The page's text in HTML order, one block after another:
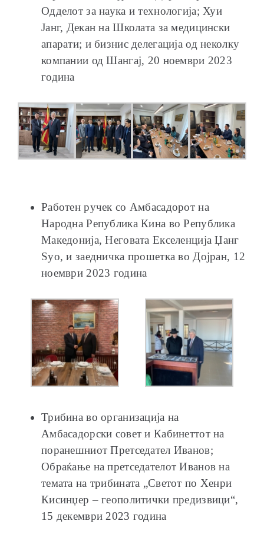
Одделот за наука и технологија; Хуи
Јанг, Декан на Школата за медицински
апарати; и бизнис делегација од неколку
компании од Шангај, 20 ноември 2023
година
Работен ручек со Амбасадорот на
Народна Република Кина во Република
Македонија, Неговата Екселенција Џанг
Ѕуо, и заедничка прошетка во Дојран, 12
ноември 2023 година
Трибина во организација на
Амбасадорски совет и Кабинеттот на
поранешниот Претседател Иванов;
Обраќање на претседателот Иванов на
темата на трибината „Светот по Хенри
Кисинџер – геополитички предизвици“,
15 декември 2023 година